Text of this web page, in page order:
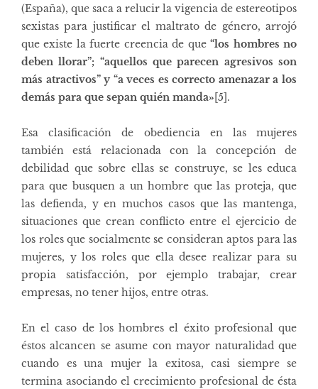
(España), que saca a relucir la vigencia de estereotipos
sexistas para justificar el maltrato de género, arrojó
que existe la fuerte creencia de que“los hombres no
deben llorar”; “aquellos que parecen agresivos son
más atractivos” y “a veces es correcto amenazar a los
demás para que sepan quién manda»[5].
Esa clasificación de obediencia en las mujeres
también está relacionada con la concepción de
debilidad que sobre ellas se construye, se les educa
para que busquen a un hombre que las proteja, que
las defienda, y en muchos casos que las mantenga,
situaciones que crean conflicto entre el ejercicio de
los roles que socialmente se consideran aptos para las
mujeres, y los roles que ella desee realizar para su
propia satisfacción, por ejemplo trabajar, crear
empresas, no tener hijos, entre otras.
En el caso de los hombres el éxito profesional que
éstos alcancen se asume con mayor naturalidad que
cuando es una mujer la exitosa, casi siempre se
termina asociando el crecimiento profesional de ésta